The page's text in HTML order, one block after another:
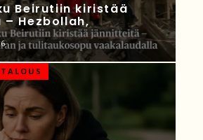
Beirutiin kiristää
Hezbollah,